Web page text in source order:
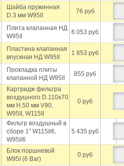
Шайба пружинная
D.3 мм W95II
76 руб
Плита клапанная НД
W95II
6 053 руб
Пластина клапанная
впускная НД W95II
1 853 руб
Прокладка плиты
клапанной НД W95II
855 руб
Картридж фильтра
воздушного D.110х70
мм H.50 мм V90,
W95II, W115II
0 руб
Фильтр воздушный в
сборе 1" W115I/6,
W95I/6
5 435 руб
Блок поршневой
W95I (6 Bar)
0 руб